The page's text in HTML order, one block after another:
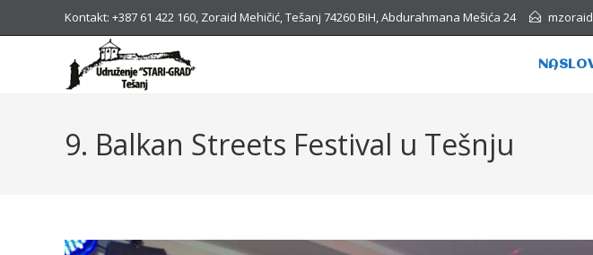
Kontakt: +387 61 422 160, Zoraid Mehičić, Tešanj 74260 BiH, Abdurahmana Mešića 24
9. Balkan Streets Festival u Tešnju